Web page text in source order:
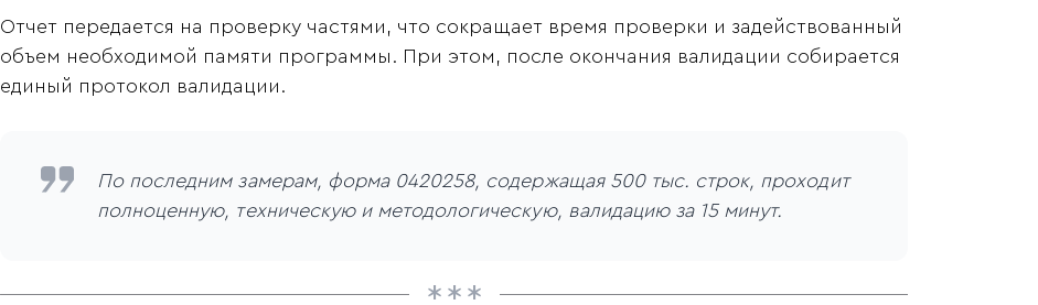
Отчет передается на проверку частями, что сокращает время проверки и задействованный
объем необходимой памяти программы. При этом, после окончания валидации собирается
единый протокол валидации.
По последним замерам, форма 0420258, содержащая 500 тыс. строк, проходит
полноценную, техническую и методологическую, валидацию за 15 минут.